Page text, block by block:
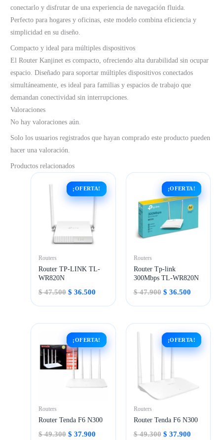
conectarlo y disfrutar de una experiencia de navegación fluida.
Perfecto para hogares y oficinas, este modelo combina eficiencia y
simplicidad en su diseño.
Compacto y ideal para múltiples dispositivos
El Router Kanjinet es compacto, ofreciendo alta durabilidad sin ocupar
espacio. Diseñado para soportar múltiples dispositivos conectados
simultáneamente, es ideal para familias y espacios de trabajo que
demandan conectividad sin interrupciones.
Valoraciones
No hay valoraciones aún.
Solo los usuarios registrados que hayan comprado este producto pueden
hacer una valoración.
Productos relacionados
¡OFERTA!
¡OFERTA!
Routers
Router TP-LINK TL-
WR820N
$47.500 El
original
$ 36.500
precio
actual
$ 36.500.
¡OFERTA!
¡OFERTA!
Routers
Router Tp-link
300Mbps TL-WR820N
$47.900 El
original
$ 36.500El
precio
actual
$ 36.500.
¡OFERTA!
¡OFERTA!
Routers
Router Tenda F6 N300
$49.300 El
$ 37.900
¡OFERTA!
¡OFERTA!
Routers
Router Tenda F6 N300
$49.300 El
$ 37.900El